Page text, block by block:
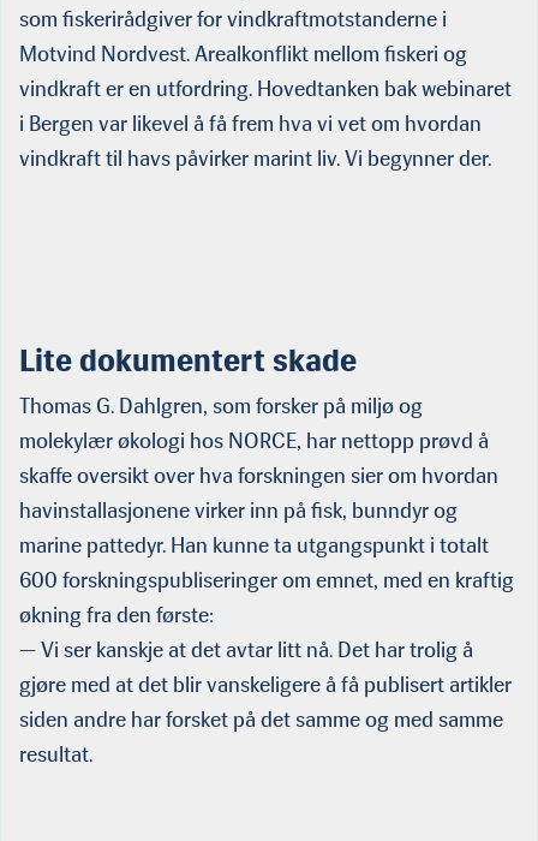
som fis­kerirådgiver for vindkraftmotstanderne i
Motvind Nordvest. Areal­konflikt mellom fiskeri og
vindkraft er en utfordring. Hovedtan­ken bak webinaret
i Bergen var likevel å få frem hva vi vet om hvordan
vindkraft til havs påvirker marint liv. Vi begynner der.
Lite dokumentert skade
Thomas G. Dahlgren, som forsker på miljø og
molekylær økologi hos NORCE, har nettopp prøvd å
skaffe oversikt over hva forskningen sier om hvordan
havinstallasjonene virker inn på fisk, bunndyr og
marine pattedyr. Han kunne ta utgangspunkt i totalt
600 for­skningspubliseringer om emnet, med en kraftig
økning fra den første:
— Vi ser kanskje at det avtar litt nå. Det har trolig å
gjøre med at det blir vanskeligere å få publisert artikler
siden andre har forsket på det samme og med samme
resultat.